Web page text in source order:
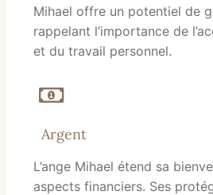
Mihael offre un potentiel de
rappelant l’importance de
et du travail personnel.
Argent
L’ange Mihael étend sa
aspects financiers. Ses